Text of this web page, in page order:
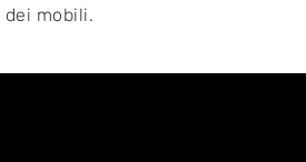
mobili.